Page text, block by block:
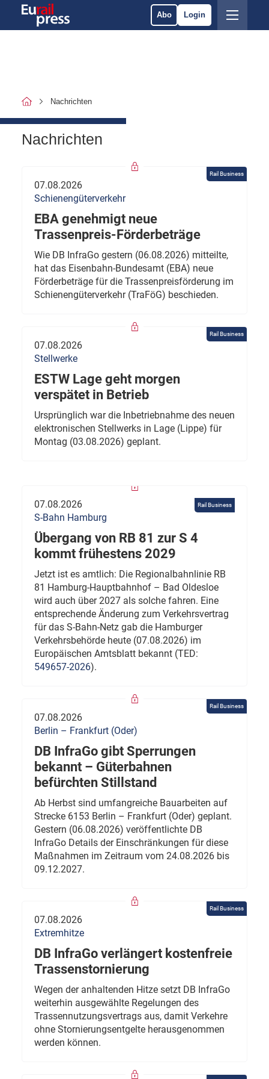
Abo Login
Nachrichten
Nachrichten
Rail Business
07.08.2026
Schienengüterverkehr
EBA genehmigt neue
Trassenpreis-Förderbeträge
Wie DB InfraGo gestern (06.08.2026) mitteilte,
hat das Eisenbahn-Bundesamt (EBA) neue
Förderbeträge für die Trassenpreisförderung im
Schienengüterverkehr (TraFöG) beschieden.
Rail Business
07.08.2026
Stellwerke
ESTW Lage geht morgen
verspätet in Betrieb
Ursprünglich war die Inbetriebnahme des neuen
elektronischen Stellwerks in Lage (Lippe) für
Montag (03.08.2026) geplant.
Rail Business
07.08.2026
S-Bahn Hamburg
Übergang von RB 81 zur S 4
kommt frühestens 2029
Jetzt ist es amtlich: Die Regionalbahnlinie RB
81 Hamburg-Hauptbahnhof – Bad Oldesloe
wird auch über 2027 als solche fahren. Eine
entsprechende Änderung zum Verkehrsvertrag
für das S-Bahn-Netz gab die Hamburger
Verkehrsbehörde heute (07.08.2026) im
Europäischen Amtsblatt bekannt (TED:
549657-2026).
Rail Business
07.08.2026
Berlin – Frankfurt (Oder)
DB InfraGo gibt Sperrungen
bekannt – Güterbahnen
befürchten Stillstand
Ab Herbst sind umfangreiche Bauarbeiten auf
Strecke 6153 Berlin – Frankfurt (Oder) geplant.
Gestern (06.08.2026) veröffentlichte DB
InfraGo Details der Einschränkungen für diese
Maßnahmen im Zeitraum vom 24.08.2026 bis
09.12.2027.
Rail Business
07.08.2026
Extremhitze
DB InfraGo verlängert kostenfreie
Trassenstornierung
Wegen der anhaltenden Hitze setzt DB InfraGo
weiterhin ausgewählte Regelungen des
Trassennutzungsvertrags aus, damit Verkehre
ohne Stornierungsentgelte herausgenommen
werden können.